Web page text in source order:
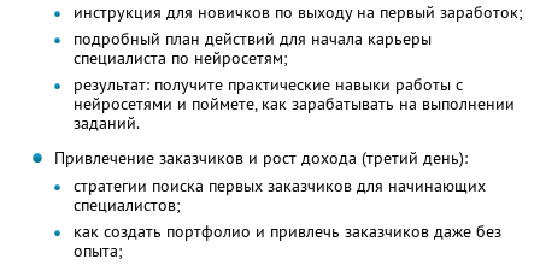
инструкция для новичков по выходу на первый заработок;
подробный план действий для начала карьеры
специалиста по нейросетям;
результат: получите практические навыки работы с
нейросетями и поймете, как зарабатывать на выполнении
заданий.
Привлечение заказчиков и рост дохода (третий день):
стратегии поиска первых заказчиков для начинающих
специалистов;
как создать портфолио и привлечь заказчиков даже без
опыта;